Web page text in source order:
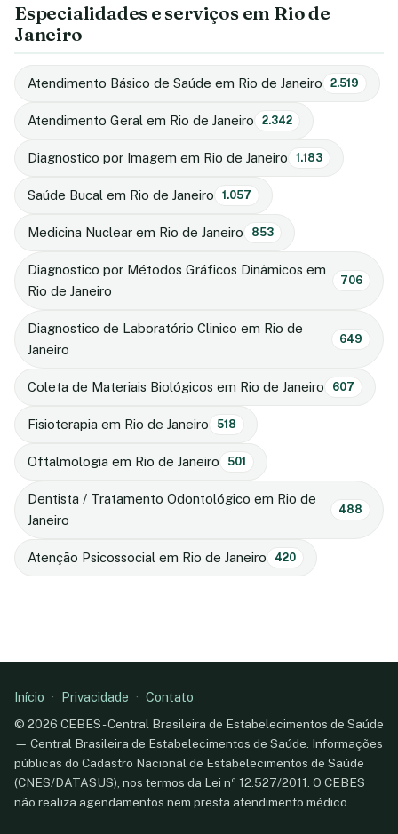
Especialidades e serviços em Rio de
Janeiro
Atendimento Básico de Saúde em Rio de Janeiro 2.519
Atendimento Geral em Rio de Janeiro 2.342
Diagnostico por Imagem em Rio de Janeiro 1.183
Saúde Bucal em Rio de Janeiro 1.057
Medicina Nuclear em Rio de Janeiro 853
Diagnostico por Métodos Gráficos Dinâmicos em
Rio de Janeiro
706
Diagnostico de Laboratório Clinico em Rio de
Janeiro
649
Coleta de Materiais Biológicos em Rio de Janeiro 607
Fisioterapia em Rio de Janeiro 518
Oftalmologia em Rio de Janeiro 501
Dentista / Tratamento Odontológico em Rio de
Janeiro
488
Atenção Psicossocial em Rio de Janeiro 420
Início · Privacidade · Contato
© 2026 CEBES - Central Brasileira de Estabelecimentos de Saúde
— Central Brasileira de Estabelecimentos de Saúde. Informações
públicas do Cadastro Nacional de Estabelecimentos de Saúde
(CNES/DATASUS), nos termos da Lei nº 12.527/2011. O CEBES
não realiza agendamentos nem presta atendimento médico.